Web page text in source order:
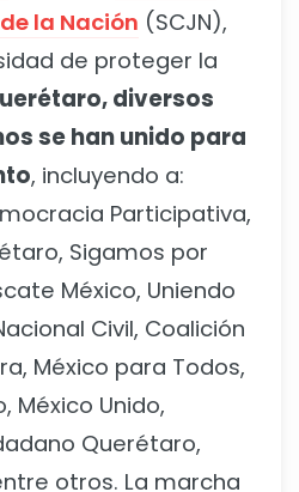
la Nación (SCJN),
de proteger la
diversos
se han unido para
, incluyendo a:
Participativa,
Sigamos por
México, Uniendo
Civil, Coalición
México para Todos,
México Unido,
Querétaro,
otros. La marcha